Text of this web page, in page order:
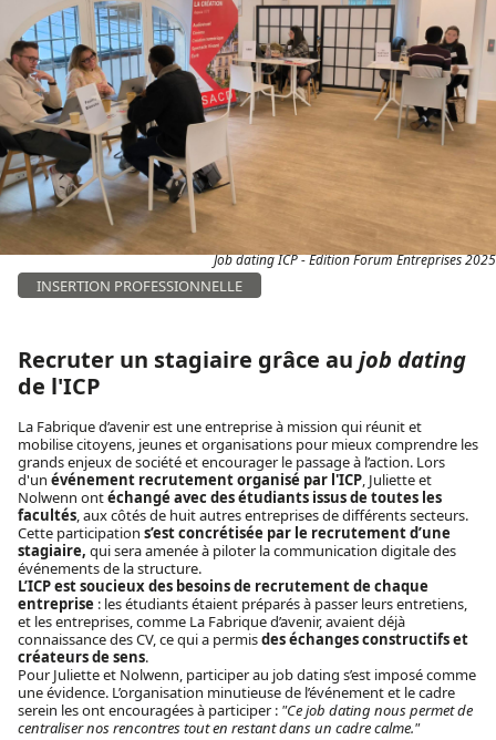
Job dating ICP - Edition Forum Entreprises 2025
INSERTION PROFESSIONNELLE
Recruter un stagiaire grâce au job dating
de l'ICP
La Fabrique d’avenir est une entreprise à mission qui réunit et
mobilise citoyens, jeunes et organisations pour mieux comprendre les
grands enjeux de société et encourager le passage à l’action. Lors
d'un événement recrutement organisé par l'ICP, Juliette et
Nolwenn ontéchangé avec des étudiants issus de toutes les
facultés, aux côtés de huit autres entreprises de différents secteurs.
Cette participation s’est concrétisée par le recrutement d’une
stagiaire, qui sera amenée à piloter la communication digitale des
événements de la structure.
L’ICP est soucieux des besoins de recrutement de chaque
entreprise : les étudiants étaient préparés à passer leurs entretiens,
et les entreprises, comme La Fabrique d’avenir, avaient déjà
connaissance des CV, ce qui a permisdes échanges constructifs et
créateurs de sens.
Pour Juliette et Nolwenn, participer au job dating s’est imposé comme
une évidence. L’organisation minutieuse de l’événement et le cadre
serein les ont encouragées à participer : "Ce job dating nous permet de
centraliser nos rencontres tout en restant dans un cadre calme."